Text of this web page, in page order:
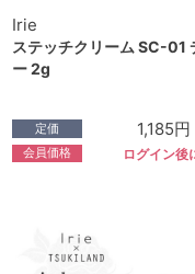
Irie
ステッチクリーム SC-01
ー 2g
定価 1,185円
会員価格 ログイン後